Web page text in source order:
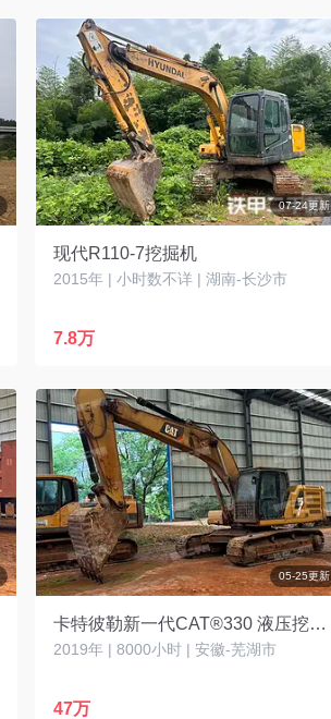
07-24更新
现代R110-7挖掘机
2015年 | 小时数不详 | 湖南-长沙市
7.8万
05-25更新
卡特彼勒新一代CAT®330 液压挖掘机
2019年 | 8000小时 | 安徽-芜湖市
47万